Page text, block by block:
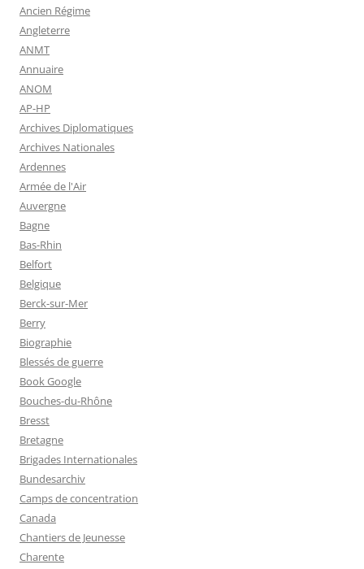
Ancien Régime
Angleterre
ANMT
Annuaire
ANOM
AP-HP
Archives Diplomatiques
Archives Nationales
Ardennes
Armée de l'Air
Auvergne
Bagne
Bas-Rhin
Belfort
Belgique
Berck-sur-Mer
Berry
Biographie
Blessés de guerre
Book Google
Bouches-du-Rhône
Bresst
Bretagne
Brigades Internationales
Bundesarchiv
Camps de concentration
Canada
Chantiers de Jeunesse
Charente